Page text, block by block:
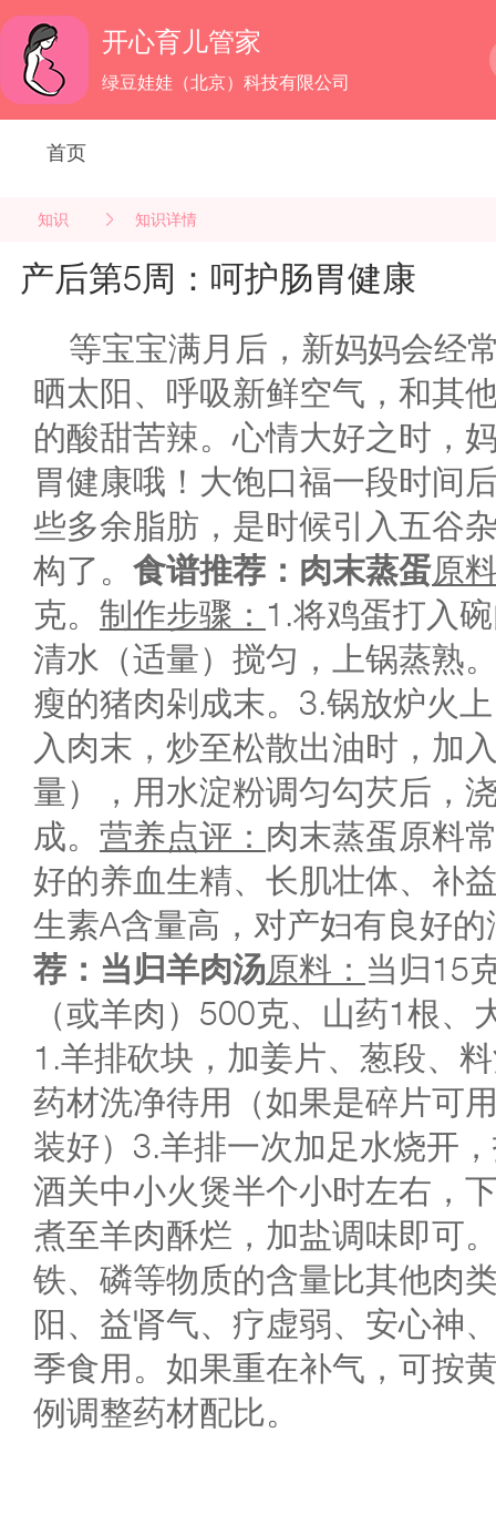
开心育儿管家
绿豆娃娃（北京）科技有限公司
首页
知识 知识详情
产后第5周：呵护肠胃健康
等宝宝满月后，新妈妈会经
晒太阳、呼吸新鲜空气，和其
的酸甜苦辣。心情大好之时，
胃健康哦！大饱口福一段时间
些多余脂肪，是时候引入五谷
构了。 食谱推荐：肉末蒸蛋原
克。 制作步骤： 1.将鸡蛋打入
清水（适量）搅匀，上锅蒸熟
瘦的猪肉剁成末。3.锅放炉火
入肉末，炒至松散出油时，加
量），用水淀粉调匀勾芡后，
成。 营养点评： 肉末蒸蛋原料
好的养血生精、长肌壮体、补
生素A含量高，对产妇有良好
荐：当归羊肉汤原料： 当归15
（或羊肉）500克、山药1根、
1.羊排砍块，加姜片、葱段、
药材洗净待用（如果是碎片可
装好）3.羊排一次加足水烧开
酒关中小火煲半个小时左右，
煮至羊肉酥烂，加盐调味即可
铁、磷等物质的含量比其他肉
阳、益肾气、疗虚弱、安心神
季食用。如果重在补气，可按
例调整药材配比。